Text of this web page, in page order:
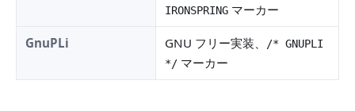
IRONSPRING マーカー
GnuPLi GNU フリー実装、
/* GNUPLI
*/ マーカー